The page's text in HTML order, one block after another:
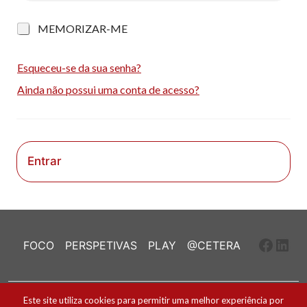
M
o
i
-
m
e
MEMORIZAR-ME
Esqueceu-se da sua senha?
Ainda não possui uma conta de acesso?
Entrar
FOCO PERSPETIVAS PLAY @CETERA
Ficha Técnica e Estatuto Editorial
Este site utiliza cookies para permitir uma melhor experiência por